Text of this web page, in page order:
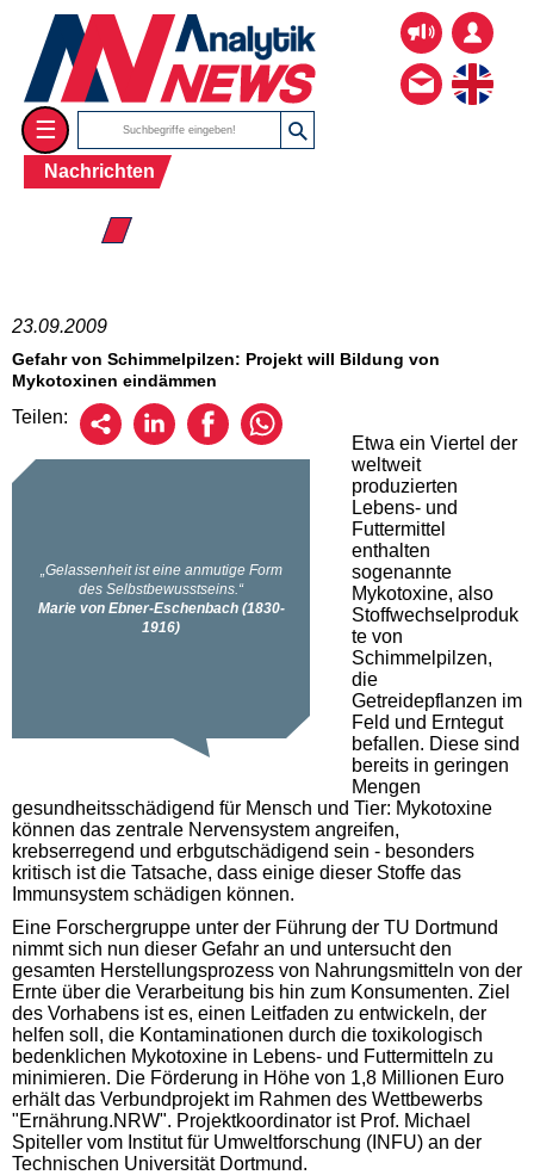
☰
Nachrichten
☰ 2009
23.09.2009
Gefahr von Schimmelpilzen: Projekt will Bildung von
Mykotoxinen eindämmen
Teilen:
Etwa ein Viertel der
weltweit
produzierten
Lebens- und
Futtermittel
enthalten
sogenannte
Mykotoxine, also
Stoffwechselproduk
te von
Schimmelpilzen,
die
Getreidepflanzen im
Feld und Erntegut
befallen. Diese sind
bereits in geringen
Mengen
gesundheitsschädigend für Mensch und Tier: Mykotoxine
können das zentrale Nervensystem angreifen,
krebserregend und erbgutschädigend sein - besonders
kritisch ist die Tatsache, dass einige dieser Stoffe das
Immunsystem schädigen können.
Eine Forschergruppe unter der Führung der TU Dortmund
nimmt sich nun dieser Gefahr an und untersucht den
gesamten Herstellungsprozess von Nahrungsmitteln von der
Ernte über die Verarbeitung bis hin zum Konsumenten. Ziel
des Vorhabens ist es, einen Leitfaden zu entwickeln, der
helfen soll, die Kontaminationen durch die toxikologisch
bedenklichen Mykotoxine in Lebens- und Futtermitteln zu
minimieren. Die Förderung in Höhe von 1,8 Millionen Euro
erhält das Verbundprojekt im Rahmen des Wettbewerbs
"Ernährung.NRW". Projektkoordinator ist Prof. Michael
Spiteller vom Institut für Umweltforschung (INFU) an der
Technischen Universität Dortmund.